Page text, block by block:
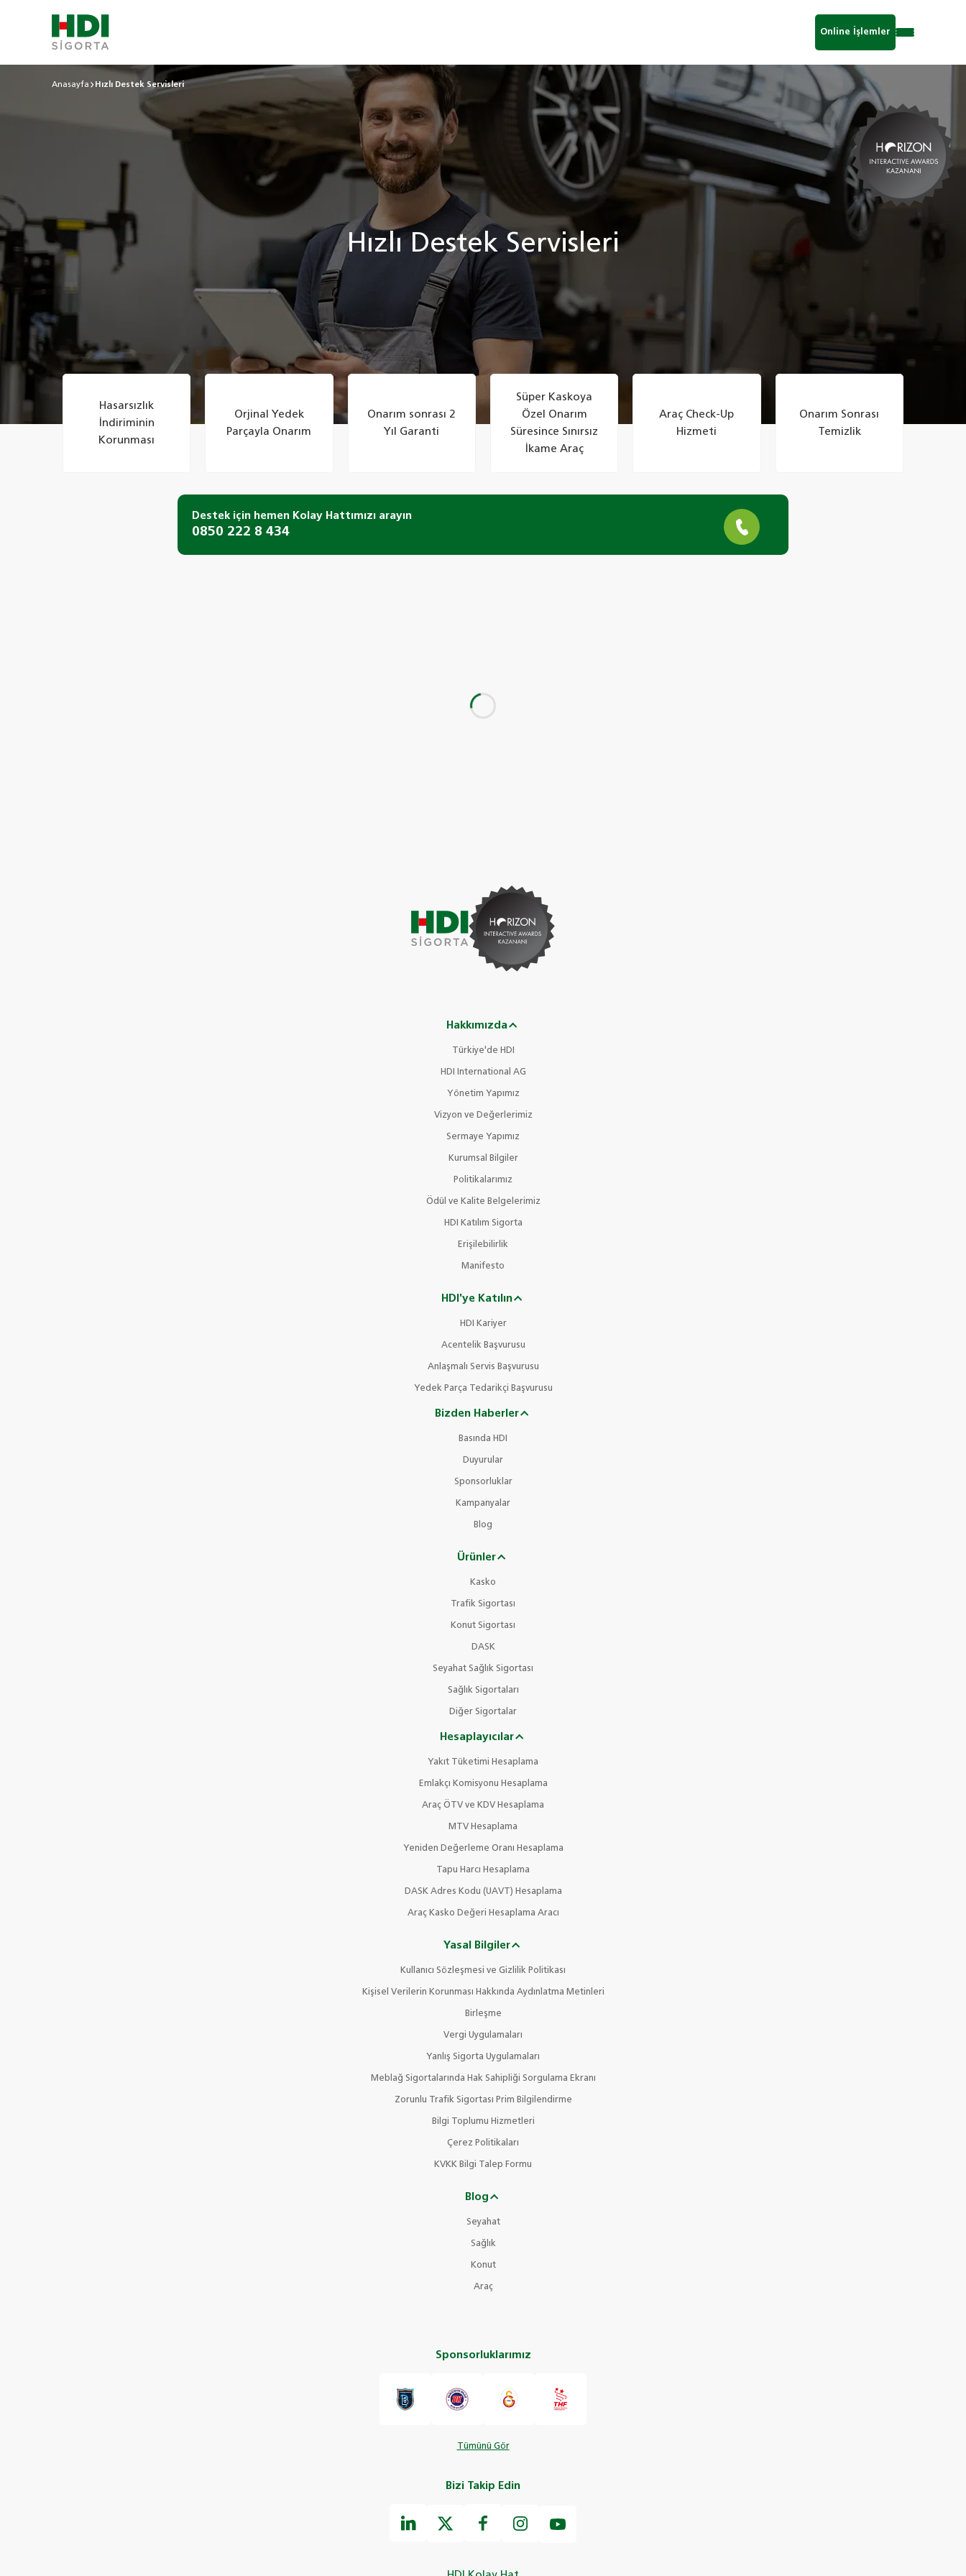
Online İşlemler
Anasayfa Hızlı Destek Servisleri
Hızlı Destek Servisleri
Hasarsızlık
İndiriminin
Korunması
Orjinal Yedek
Parçayla Onarım
Onarım sonrası 2
Yıl Garanti
Süper Kaskoya
Özel Onarım
Süresince Sınırsız
İkame Araç
Araç Check-Up
Hizmeti
Onarım Sonrası
Temizlik
Destek için hemen Kolay Hattımızı arayın
0850 222 8 434
Hakkımızda
Türkiye'de HDI
HDI International AG
Yönetim Yapımız
Vizyon ve Değerlerimiz
Sermaye Yapımız
Kurumsal Bilgiler
Politikalarımız
Ödül ve Kalite Belgelerimiz
HDI Katılım Sigorta
Erişilebilirlik
Manifesto
HDI'ye Katılın
HDI Kariyer
Acentelik Başvurusu
Anlaşmalı Servis Başvurusu
Yedek Parça Tedarikçi Başvurusu
Bizden Haberler
Basında HDI
Duyurular
Sponsorluklar
Kampanyalar
Blog
Ürünler
Kasko
Trafik Sigortası
Konut Sigortası
DASK
Seyahat Sağlık Sigortası
Sağlık Sigortaları
Diğer Sigortalar
Hesaplayıcılar
Yakıt Tüketimi Hesaplama
Emlakçı Komisyonu Hesaplama
Araç ÖTV ve KDV Hesaplama
MTV Hesaplama
Yeniden Değerleme Oranı Hesaplama
Tapu Harcı Hesaplama
DASK Adres Kodu (UAVT) Hesaplama
Araç Kasko Değeri Hesaplama Aracı
Yasal Bilgiler
Kullanıcı Sözleşmesi ve Gizlilik Politikası
Kişisel Verilerin Korunması Hakkında Aydınlatma Metinleri
Birleşme
Vergi Uygulamaları
Yanlış Sigorta Uygulamaları
Meblağ Sigortalarında Hak Sahipliği Sorgulama Ekranı
Zorunlu Trafik Sigortası Prim Bilgilendirme
Bilgi Toplumu Hizmetleri
Çerez Politikaları
KVKK Bilgi Talep Formu
Blog
Seyahat
Sağlık
Konut
Araç
Sponsorluklarımız
Tümünü Gör
Bizi Takip Edin